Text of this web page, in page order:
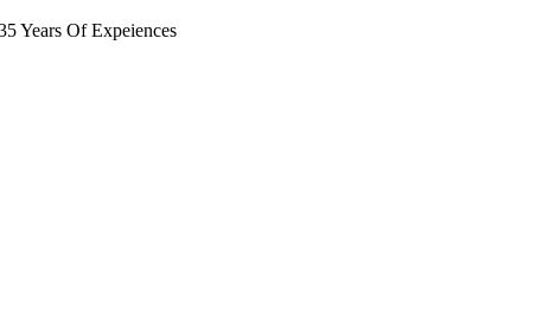
Years Of Expeiences